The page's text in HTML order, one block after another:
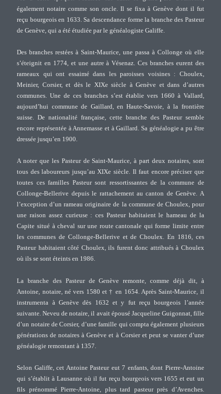
également notaire comme son oncle. Il se fixa à Genève dont il fut
reçu bourgeois en 1633. Sa descendance forme la branche des Pasteur
de Genève, qui a été étudiée par le généalogiste Galiffe.
Des branches restées à Saint-Maurice, une passa à Collonge où elle
s’éteignit en 1774, et une autre à Vésenaz. Ces branches eurent des
rameaux qui ont essaimé dans les paroisses voisines : Choulex,
Meinier, Corsier, et dès le XIXe siècle à Genève et dans d’autres
communes. Une de ces branches s’est établie vers 1660 à Vallard,
aujourd’hui commune de Gaillard, en Haute-Savoie, à la frontière
suisse. De nationalité française, cette branche des Pasteur semble
encore représentée à Annemasse et à Gaillard. Sa généalogie a pu être
dressée jusqu’en 1900.
A noter que les Pasteur de Saint-Maurice, à part deux notaires, sont
tous des laboureurs jusqu’au XIXe siècle. Il faut encore préciser que
toutes ces familles Pasteur sont ressortissantes de la commune de
Collonge-Bellerive depuis le rattachement au canton de Genève. A
l’exception d’un rameau originaire de la commune de Choulex, pour
une raison assez curieuse : ces Pasteur habitaient le hameau de la
Capite situé à cheval sur une route cantonale qui forme limite entre
les communes de Collonge-Bellerive et de Choulex. En 1816, ces
Pasteur habitaient côté Choulex, ils furent donc attribués à Choulex
où ils se sont éteints en 1986.
La branche des Pasteur de Genève remonte, comme déjà dit, à
Antoine, notaire, né vers 1580 et † en 1654. Après Saint-Maurice, il
instrumenta à Genève dès 1632 et y fut reçu bourgeois l’année
suivante. Neveu de notaire, il avait épousé Jacqueline Guigonnat, fille
d’un notaire de Corsier, d’une famille qui compta également plusieurs
générations de notaires à Genève et à Corsier et peut se vanter d’une
généalogie remontant à 1357.
Selon Galiffe, cet Antoine Pasteur eut 7 enfants, dont Pierre-Antoine
qui s’établit à Lausanne où il fut reçu bourgeois vers 1655 et eut un
fils prénommé Pierre-Antoine, plus tard pasteur près d’Avenches.